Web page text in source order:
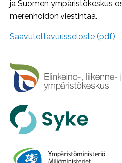
ja Suomen ympäristökeskus
merenhoidon viestintää.
Saavutettavuusseloste (pdf)